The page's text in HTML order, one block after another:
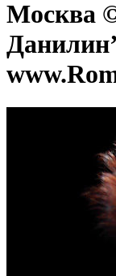
Москва